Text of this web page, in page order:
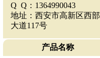
Q Q：1364990043
地址：西安市高新区西部
大道117号
产品名称